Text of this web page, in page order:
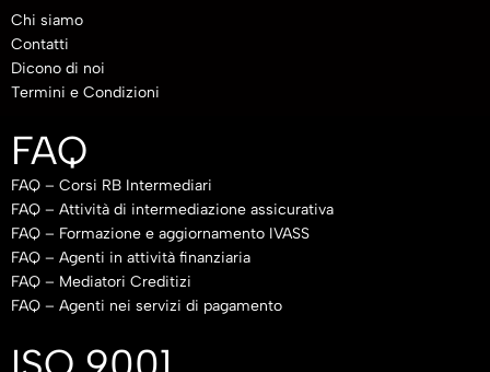
Chi siamo
Contatti
Dicono di noi
Termini e Condizioni
FAQ
FAQ – Corsi RB Intermediari
FAQ – Attività di intermediazione assicurativa
FAQ – Formazione e aggiornamento IVASS
FAQ – Agenti in attività finanziaria
FAQ – Mediatori Creditizi
FAQ – Agenti nei servizi di pagamento